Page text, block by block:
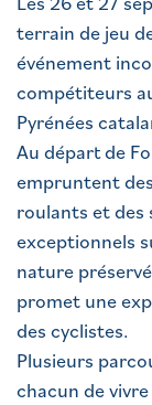
terrain de jeu
événement
compétiteurs
Pyrénées
Au départ de
empruntent
roulants et des
exceptionnels
nature
promet une
des cyclistes.
Plusieurs
chacun de